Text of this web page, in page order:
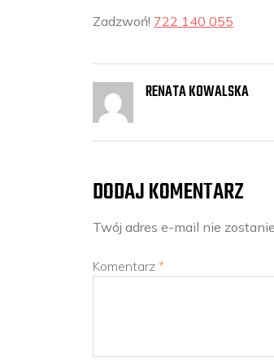
Zadzwoń! 722 140 055
RENATA KOWALSKA
DODAJ KOMENTARZ
Twój adres e-mail nie
Komentarz *